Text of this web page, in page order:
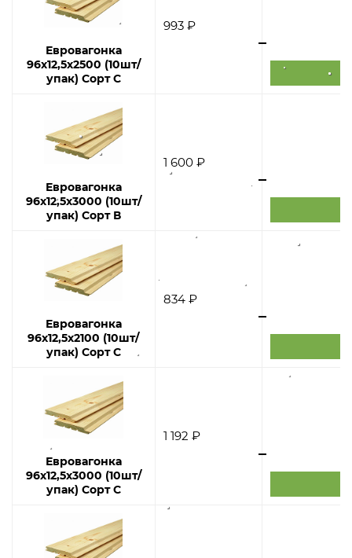
Евровагонка
96х12,5х2500 (10шт/
упак) Сорт С
993 ₽
Евровагонка
96х12,5х3000 (10шт/
упак) Сорт В
1 600 ₽
Евровагонка
96х12,5х2100 (10шт/
упак) Сорт С
834 ₽
Евровагонка
96х12,5х3000 (10шт/
упак) Сорт С
1 192 ₽